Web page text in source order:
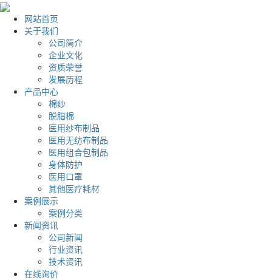
网站首页
关于我们
公司简介
企业文化
资质荣誉
发展历程
产品中心
棉纱
脱脂棉
医用纱布制品
医用无纺布制品
医用组合包制品
身体防护
医用口罩
其他医疗耗材
案例展示
案例分类
新闻资讯
公司新闻
行业资讯
技术资讯
在线询价